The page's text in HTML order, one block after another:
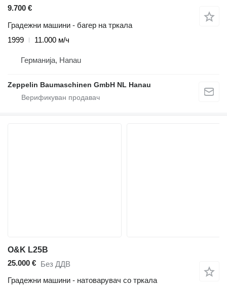
9.700 €
Градежни машини - багер на тркала
1999
11.000 м/ч
Германија, Hanau
Zeppelin Baumaschinen GmbH NL Hanau
O&K L25B
25.000 € Без ДДВ
Градежни машини - натоварувач со тркала